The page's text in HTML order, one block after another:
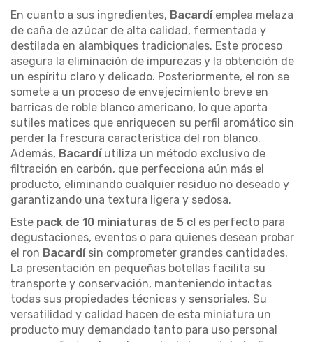
En cuanto a sus ingredientes, Bacardí emplea melaza
de caña de azúcar de alta calidad, fermentada y
destilada en alambiques tradicionales. Este proceso
asegura la eliminación de impurezas y la obtención de
un espíritu claro y delicado. Posteriormente, el ron se
somete a un proceso de envejecimiento breve en
barricas de roble blanco americano, lo que aporta
sutiles matices que enriquecen su perfil aromático sin
perder la frescura característica del ron blanco.
Además, Bacardí utiliza un método exclusivo de
filtración en carbón, que perfecciona aún más el
producto, eliminando cualquier residuo no deseado y
garantizando una textura ligera y sedosa.
Este pack de 10 miniaturas de 5 cl es perfecto para
degustaciones, eventos o para quienes desean probar
el ron Bacardí sin comprometer grandes cantidades.
La presentación en pequeñas botellas facilita su
transporte y conservación, manteniendo intactas
todas sus propiedades técnicas y sensoriales. Su
versatilidad y calidad hacen de esta miniatura un
producto muy demandado tanto para uso personal